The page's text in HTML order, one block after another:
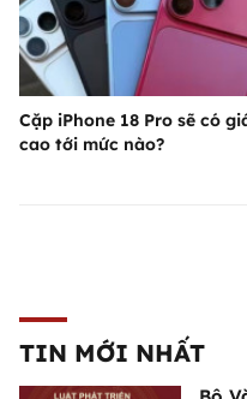
Cặp iPhone 18 Pro sẽ có
cao tới mức nào?
TIN MỚI NHẤT